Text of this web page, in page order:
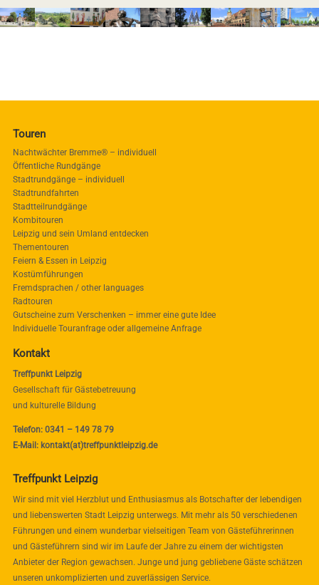
Touren
Nachtwächter Bremme® – individuell
Öffentliche Rundgänge
Stadtrundgänge – individuell
Stadtrundfahrten
Stadtteilrundgänge
Kombitouren
Leipzig und sein Umland entdecken
Thementouren
Feiern & Essen in Leipzig
Kostümführungen
Fremdsprachen / other languages
Radtouren
Gutscheine zum Verschenken – immer eine gute Idee
Individuelle Touranfrage oder allgemeine Anfrage
Kontakt
Treffpunkt Leipzig
Gesellschaft für Gästebetreuung
und kulturelle Bildung
Telefon: 0341 – 149 78 79
E-Mail: kontakt(at)treffpunktleipzig.de
Treffpunkt Leipzig
Wir sind mit viel Herzblut und Enthusiasmus als Botschafter der lebendigen
und liebenswerten Stadt Leipzig unterwegs. Mit mehr als 50 verschiedenen
Führungen und einem wunderbar vielseitigen Team von Gästeführerinnen
und Gästeführern sind wir im Laufe der Jahre zu einem der wichtigsten
Anbieter der Region gewachsen. Junge und jung gebliebene Gäste schätzen
unseren unkomplizierten und zuverlässigen Service.